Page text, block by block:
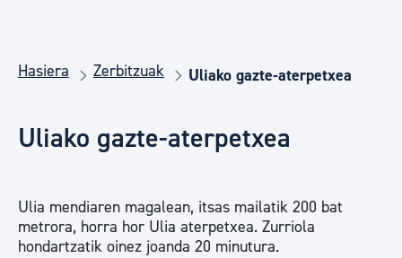
Hasiera Zerbitzuak Uliako gazte-aterpetxea
Uliako gazte-aterpetxea
Ulia mendiaren magalean, itsas mailatik 200 bat
metrora, horra hor Ulia aterpetxea. Zurriola
hondartzatik oinez joanda 20 minutura.